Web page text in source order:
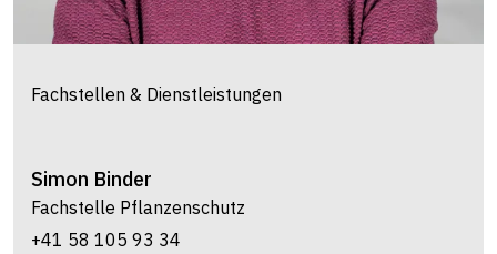
Fachstellen & Dienstleistungen
Simon Binder
Fachstelle Pflanzenschutz
+41 58 105 93 34